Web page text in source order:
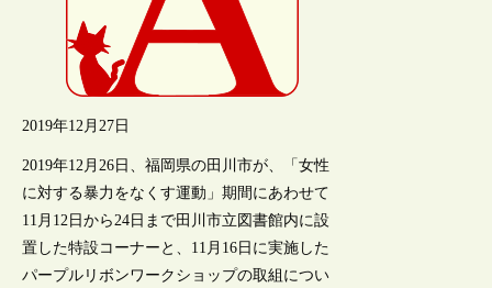
2019年12月27日
2019年12月26日、福岡県の田川市が、「女性
に対する暴力をなくす運動」期間にあわせて
11月12日から24日まで田川市立図書館内に設
置した特設コーナーと、11月16日に実施した
パープルリボンワークショップの取組につい